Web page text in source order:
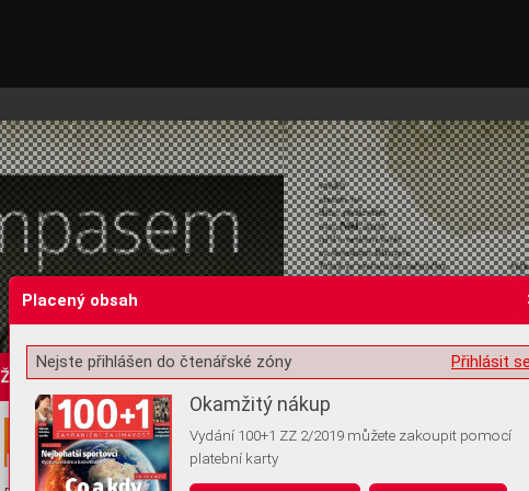
Žádost o souhlas s ukládáním volitelných informací
Placený obsah
Přihlásit
Nejste přihlášen do čtenářské zóny
Okamžitý nákup
Vydání 100+1 ZZ 2/2019 můžete zakoupit pomocí
platební karty